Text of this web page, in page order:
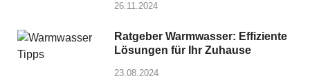
26.11.2024
Ratgeber Warmwasser: Effiziente
Lösungen für Ihr Zuhause
23.08.2024